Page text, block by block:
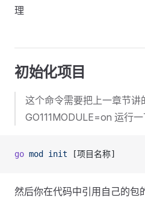
理
初始化项目
这个命令需要把上一章节
GO111MODULE=on 运行一
go mod init [项目名称]
然后你在代码中引用自己的包